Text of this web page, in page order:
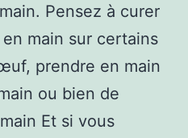
Pensez à curer
main sur certains
prendre en main
ou bien de
Et si vous